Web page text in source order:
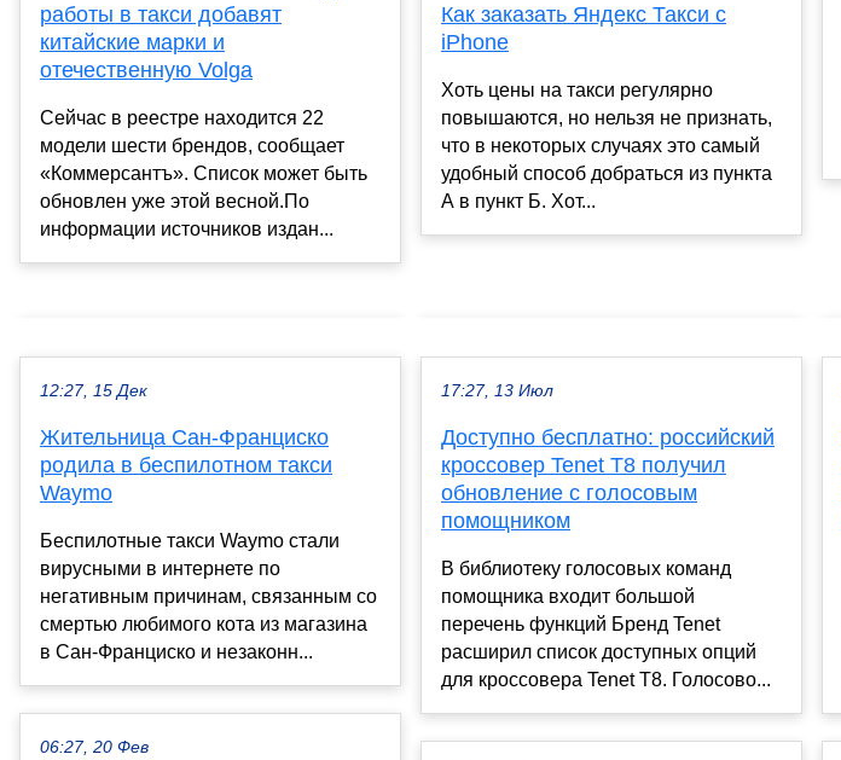
работы в такси добавят
китайские марки и
отечественную Volga
Сейчас в реестре находится 22
модели шести брендов, сообщает
«Коммерсантъ». Список может быть
обновлен уже этой весной.По
информации источников издан...
Как заказать Яндекс Такси с
iPhone
Хоть цены на такси регулярно
повышаются, но нельзя не признать,
что в некоторых случаях это самый
удобный способ добраться из пункта
А в пункт Б. Хот...
12:27, 15 Дек
Жительница Сан-Франциско
родила в беспилотном такси
Waymo
Беспилотные такси Waymo стали
вирусными в интернете по
негативным причинам, связанным со
смертью любимого кота из магазина
в Сан-Франциско и незаконн...
06:27, 20 Фев
17:27, 13 Июл
Доступно бесплатно: российский
кроссовер Tenet T8 получил
обновление с голосовым
помощником
В библиотеку голосовых команд
помощника входит большой
перечень функций Бренд Tenet
расширил список доступных опций
для кроссовера Tenet T8. Голосово...